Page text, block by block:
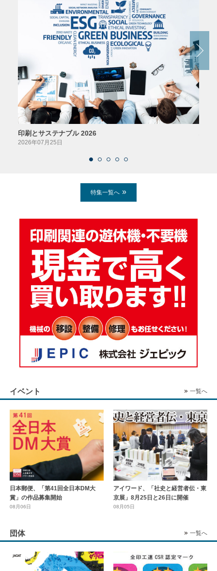
印刷とサステナブル 2026
2026年07月25日
特集一覧へ
イベント 一覧へ
日本郵便、「第41回全日本DM大
賞」の作品募集開始
08月06日
アイワード、「社史と経営者伝・東
京展」8月25日と26日に開催
08月05日
団体 一覧へ